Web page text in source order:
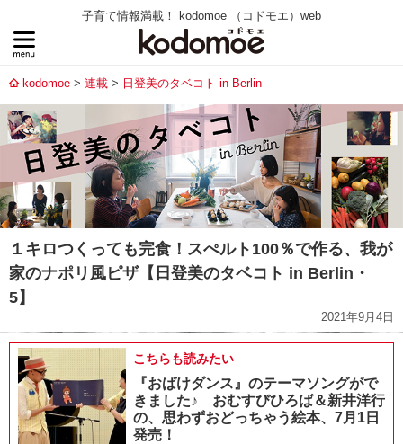
子育て情報満載！ kodomoe （コドモエ）web
kodomoe 連載 日登美のタベコト in Berlin
１キロつくっても完食！スぺルト100％で作る、我が
家のナポリ風ピザ【日登美のタベコト in Berlin・
5】
2021年9月4日
こちらも読みたい
『おばけダンス』のテーマソングがで
きました♪ おむすびひろば＆新井洋行
の、思わずおどっちゃう絵本、7月1日
発売！